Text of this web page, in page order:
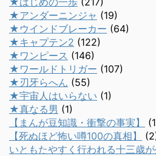
★アンダーニンジャ (19)
★ウインドブレーカー (64)
★キャプテン2 (122)
★ワンピース (146)
★ワールドトリガー (107)
★刃牙らへん (55)
★宇宙人はいらない (1)
★真なる男 (1)
【まんが豆知識・衝撃の事実】
【死ぬほど怖い噂100の真相】
いともたやすく行われる十三歳